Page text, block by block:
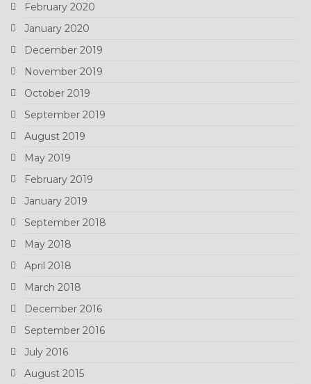
February 2020
January 2020
December 2019
November 2019
October 2019
September 2019
August 2019
May 2019
February 2019
January 2019
September 2018
May 2018
April 2018
March 2018
December 2016
September 2016
July 2016
August 2015